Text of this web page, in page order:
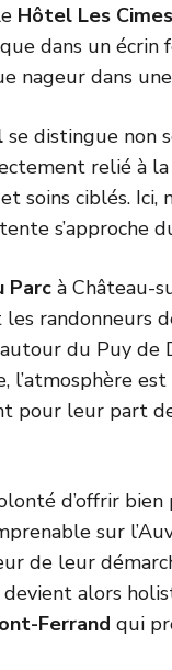
Hôtel Les Cimes
dans un
nageur dans
se distingue non
relié à
soins ciblés.
Parc à Château-
randonneurs
du Puy
pour leur part
d’offrir
sur
de leur
alors
Ferrand qui